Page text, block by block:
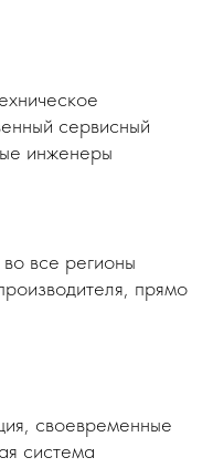
сервисный
инженеры
все регионы
прямо
своевременные
система